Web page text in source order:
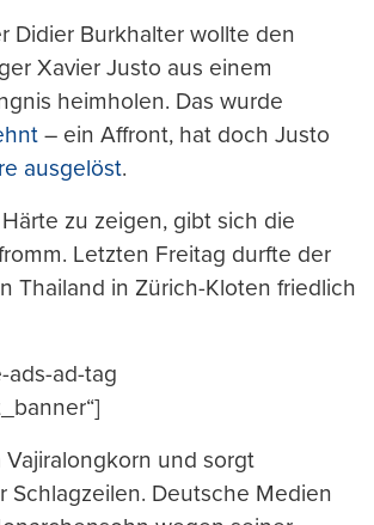
Didier Burkhalter wollte den
Xavier Justo aus einem
heimholen. Das wurde
– ein Affront, hat doch Justo
ausgelöst.
zu zeigen, gibt sich die
Letzten Freitag durfte der
Thailand in Zürich-Kloten friedlich
ads-ad-tag
Vajiralongkorn und sorgt
Schlagzeilen. Deutsche Medien